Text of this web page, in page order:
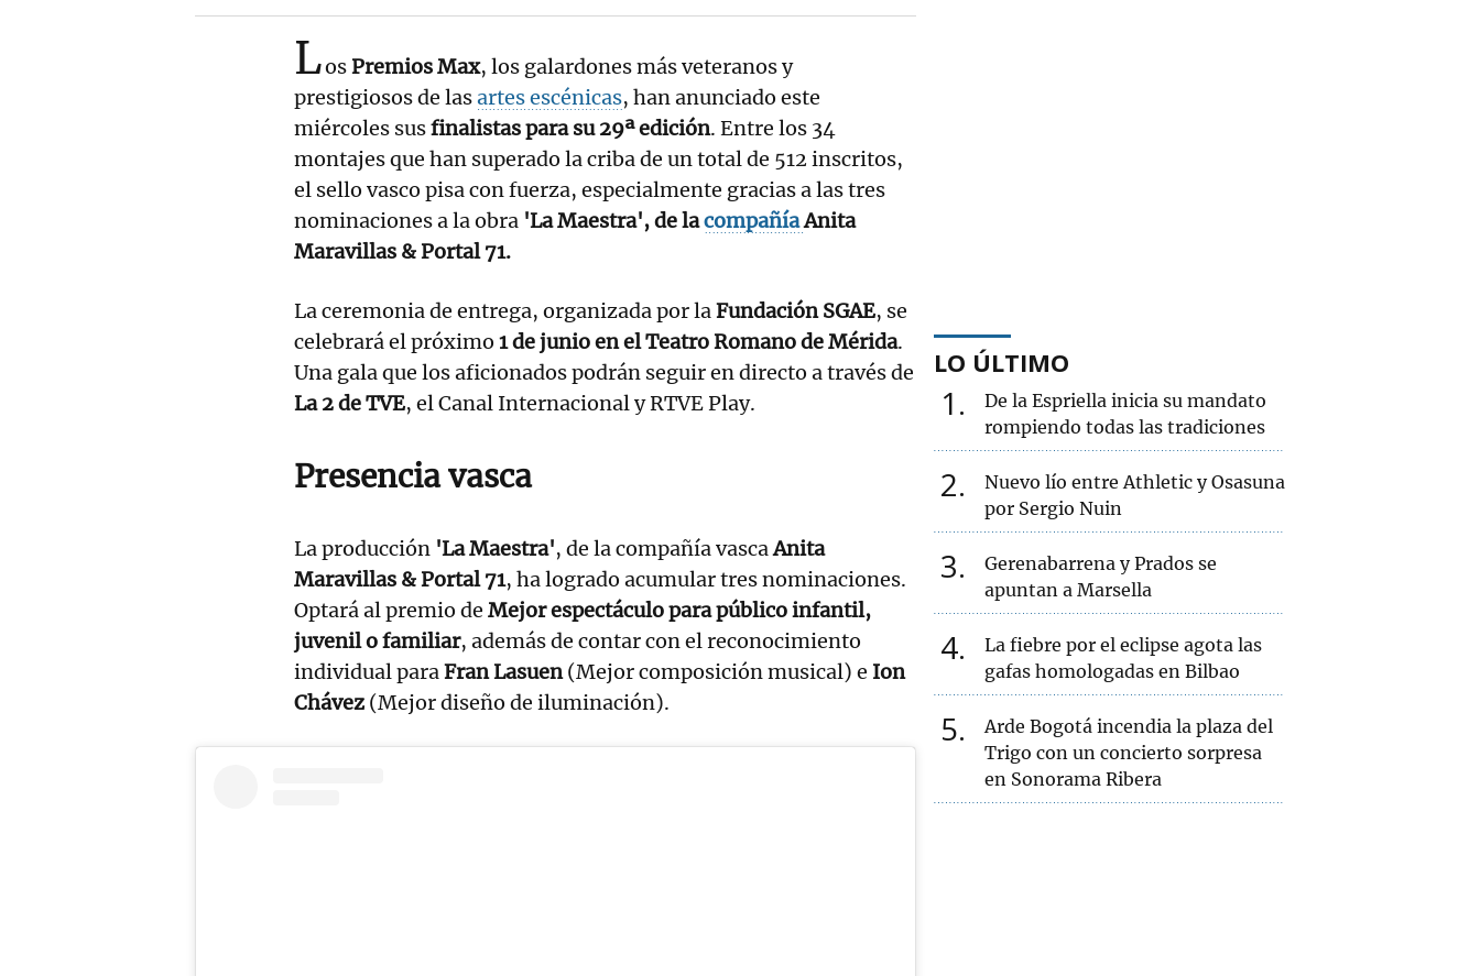
LosPremios Max, los galardones más veteranos y
prestigiosos de lasartes escénicas, han anunciado este
miércoles susfinalistas para su 29ª edición. Entre los 34
montajes que han superado la criba de un total de 512 inscritos,
el sello vasco pisa con fuerza, especialmente gracias a las tres
nominaciones a la obra 'La Maestra', de lacompañíaAnita
Maravillas & Portal 71.
La ceremonia de entrega, organizada por laFundación SGAE, se
celebrará el próximo 1 de junio en el Teatro Romano de Mérida.
Una gala que los aficionados podrán seguir en directo a través de
La 2 de TVE, el Canal Internacional y RTVE Play.
Presencia vasca
La producción 'La Maestra', de la compañía vascaAnita
Maravillas & Portal 71, ha logrado acumular tres nominaciones.
Optará al premio de Mejor espectáculo para público infantil,
juvenil o familiar, además de contar con el reconocimiento
individual paraFran Lasuen(Mejor composición musical) e Ion
Chávez (Mejor diseño de iluminación).
LO ÚLTIMO
1
De la Espriella inicia su mandato
rompiendo todas las tradiciones
2
Nuevo lío entre Athletic y Osasuna
por Sergio Nuin
3
Gerenabarrena y Prados se
apuntan a Marsella
4
La fiebre por el eclipse agota las
gafas homologadas en Bilbao
5
Arde Bogotá incendia la plaza del
Trigo con un concierto sorpresa
en Sonorama Ribera